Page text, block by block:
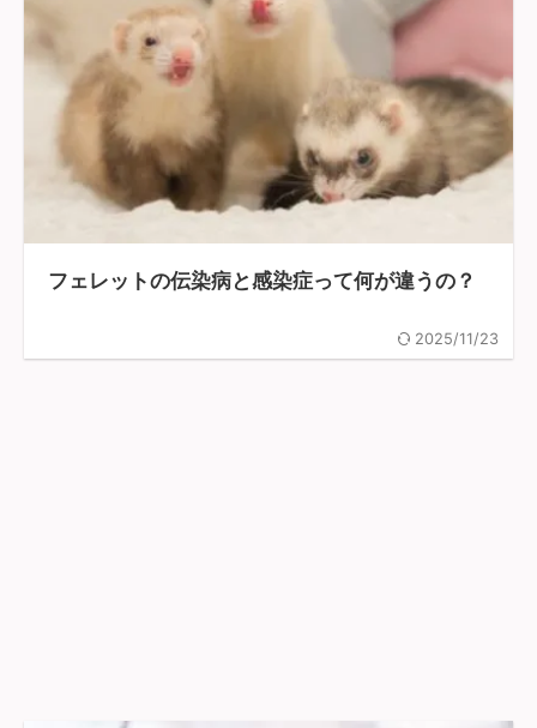
フェレットの伝染病と感染症って何が違うの？
2025/11/23